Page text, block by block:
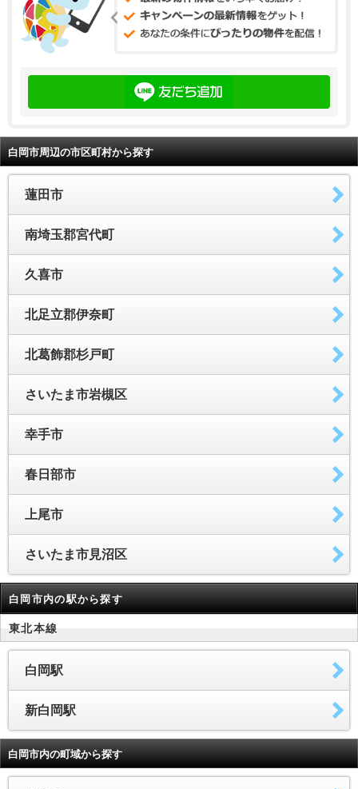
白岡市周辺の市区町村から探す
蓮田市
南埼玉郡宮代町
久喜市
北足立郡伊奈町
北葛飾郡杉戸町
さいたま市岩槻区
幸手市
春日部市
上尾市
さいたま市見沼区
白岡市内の駅から探す
東北本線
白岡駅
新白岡駅
白岡市内の町域から探す